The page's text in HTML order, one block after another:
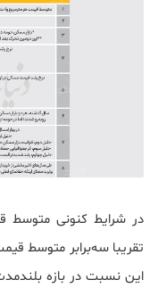
در شرایط کنونی متوسط
تقریبا سه‌برابر متوسط